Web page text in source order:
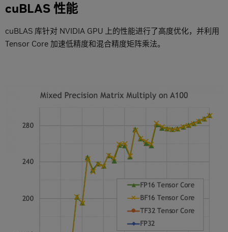
cuBLAS 性能
cuBLAS 库针对 NVIDIA GPU 上的性能进行了高度优化，并利用
Tensor Core 加速低精度和混合精度矩阵乘法。